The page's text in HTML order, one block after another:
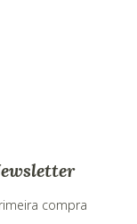
compra